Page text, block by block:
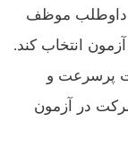
موظف
انتخاب کند.
پرسرعت و
در آزمون